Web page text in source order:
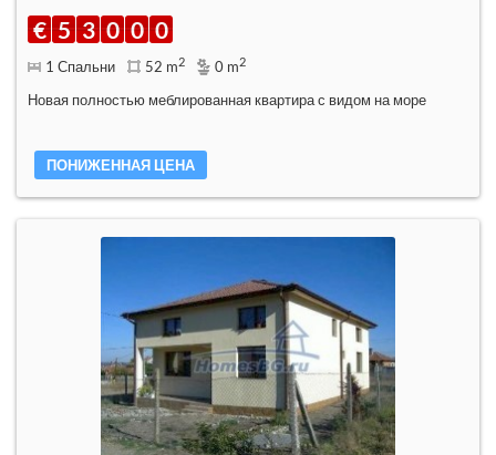
€ 5 3 0 0 0
1 Спальни 52 m2 0 m2
Новая полностью меблированная квартира с видом на море
ПОНИЖЕННАЯ ЦЕНА